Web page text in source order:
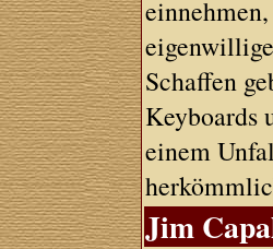
Schaffen
Keyboards
einem
Jim